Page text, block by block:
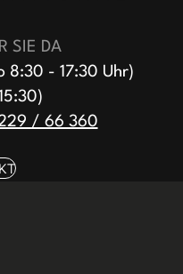
SIE DA
8:30 - 17:30 Uhr)
/ 66 360